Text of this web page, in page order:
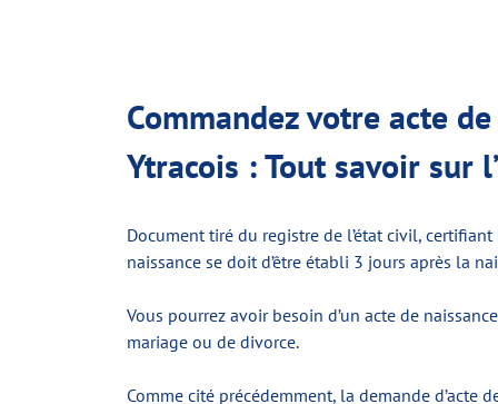
Commandez votre acte
Ytracois : Tout savoir sur
Document tiré du registre de l’état civil,
naissance se doit d’être établi 3 jours après la
Vous pourrez avoir besoin d’un acte de
mariage ou de divorce.
Comme cité précédemment, la demande d’acte